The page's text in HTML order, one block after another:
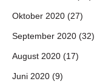
Oktober 2020 (27)
September 2020 (32)
August 2020 (17)
Juni 2020 (9)